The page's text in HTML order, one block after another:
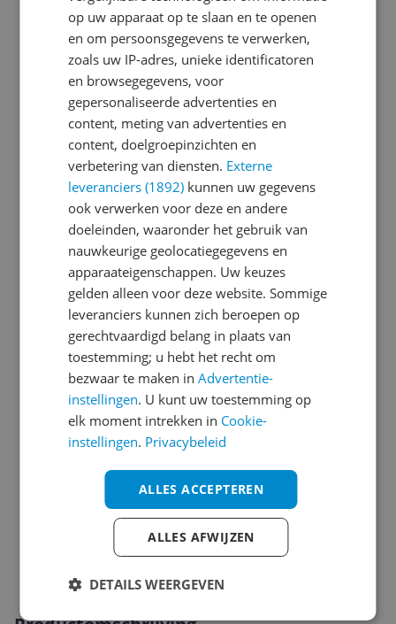
Algemeen
Batterij
Camera
Connectiviteit
Display
Eigenschappen
Introductie en ondersteuning
Kenmerken
Mogelijke vereisten instellen en gebruik
Opslaggeheugen
Overige kenmerken
Productinformatie
Scherm
Sim informatie
Software
Specificaties
op uw apparaat op te slaan en te openen
en om persoonsgegevens te verwerken,
zoals uw IP-adres, unieke identificatoren
en browsegegevens, voor
gepersonaliseerde advertenties en
content, meting van advertenties en
content, doelgroepinzichten en
verbetering van diensten. Externe
leveranciers (1892) kunnen uw gegevens
ook verwerken voor deze en andere
doeleinden, waaronder het gebruik van
nauwkeurige geolocatiegegevens en
apparaateigenschappen. Uw keuzes
gelden alleen voor deze website. Sommige
leveranciers kunnen zich beroepen op
gerechtvaardigd belang in plaats van
toestemming; u hebt het recht om
bezwaar te maken inAdvertentie-
instellingen. U kunt uw toestemming op
elk moment intrekken in Cookie-
instellingen. Privacybeleid
ALLES ACCEPTEREN
ALLES AFWIJZEN
DETAILS WEERGEVEN